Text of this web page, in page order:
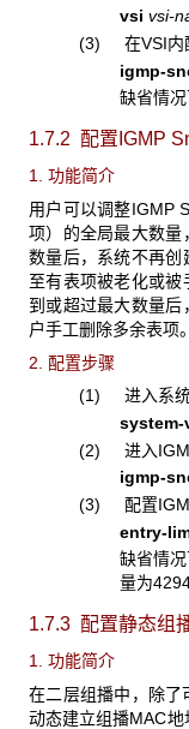
vsi vsi-
(3) 在VSI内
igmp-
缺省情
1.7.2 配置IGMP
1. 功能简介
用户可以调整IGMP
项）的全局最大数量
数量后，系统不再创
至有表项被老化或
到或超过最大数量后
户手工删除多余表项。
2. 配置步骤
(1) 进入系统
system-
(2) 进入
igmp-
(3) 配置
entry-
缺省情
量为
1.7.3 配置静态组
1. 功能简介
在二层组播中，除了
动态建立组播MAC